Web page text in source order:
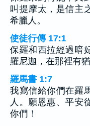
叫提摩太，是信主
希臘人。
使徒行傳 17:1
保羅和西拉經過暗
羅尼迦，在那裡有
羅馬書 1:7
我寫信給你們在羅
人。願恩惠、平安
你們！